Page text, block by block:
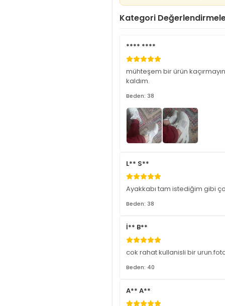
Kategori
**** ****
mühteşem bir ürün
kaldım.
Beden: 38
L** S**
Ayakkabı tam istediğim gibi
Beden: 38
İ** B**
cok rahat kullanisli bir
Beden: 40
A** A**